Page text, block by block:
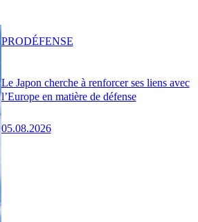
Le Japon cherche à renforcer ses liens avec
l’Europe en matière de défense
05.08.2026
PRODÉFENSE